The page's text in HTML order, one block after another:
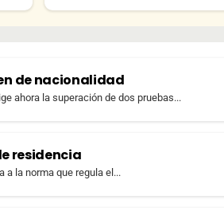
de nacionalidad
ahora la superación de dos pruebas...
residencia
a la norma que regula el...